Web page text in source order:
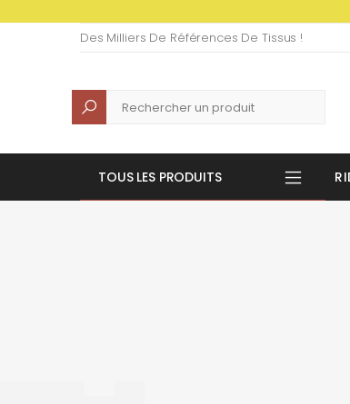
Des Milliers De Références De Tissus !
Recherche
TOUS LES PRODUITS